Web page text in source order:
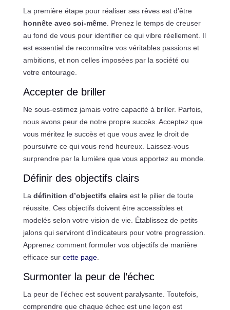
La première étape pour réaliser ses rêves est d’être
honnête avec soi-même. Prenez le temps de creuser
au fond de vous pour identifier ce qui vibre réellement. Il
est essentiel de reconnaître vos véritables passions et
ambitions, et non celles imposées par la société ou
votre entourage.
Accepter de briller
Ne sous-estimez jamais votre capacité à briller. Parfois,
nous avons peur de notre propre succès. Acceptez que
vous méritez le succès et que vous avez le droit de
poursuivre ce qui vous rend heureux. Laissez-vous
surprendre par la lumière que vous apportez au monde.
Définir des objectifs clairs
La définition d’objectifs clairs est le pilier de toute
réussite. Ces objectifs doivent être accessibles et
modelés selon votre vision de vie. Établissez de petits
jalons qui serviront d’indicateurs pour votre progression.
Apprenez comment formuler vos objectifs de manière
efficace sur cette page.
Surmonter la peur de l’échec
La peur de l’échec est souvent paralysante. Toutefois,
comprendre que chaque échec est une leçon est